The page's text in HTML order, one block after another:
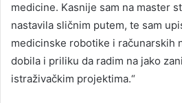
medicine. Kasnije sam na master
nastavila sličnim putem, te sam
medicinske robotike i računarskih
dobila i priliku da radim na jako
istraživačkim projektima.“